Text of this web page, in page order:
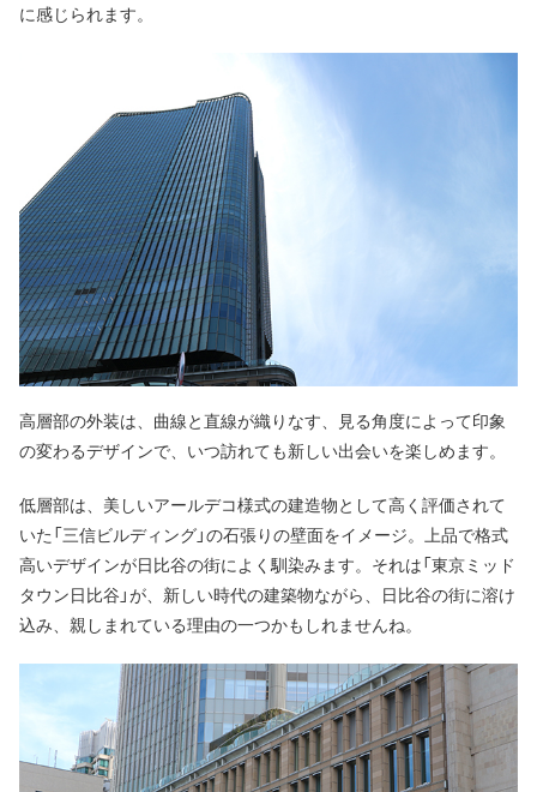
に感じられます。
高層部の外装は、曲線と直線が織りなす、見る角度によって印象
の変わるデザインで、いつ訪れても新しい出会いを楽しめます。
低層部は、美しいアールデコ様式の建造物として高く評価されて
いた「三信ビルディング」の石張りの壁面をイメージ。上品で格式
高いデザインが日比谷の街によく馴染みます。それは「東京ミッド
タウン日比谷」が、新しい時代の建築物ながら、日比谷の街に溶け
込み、親しまれている理由の一つかもしれませんね。